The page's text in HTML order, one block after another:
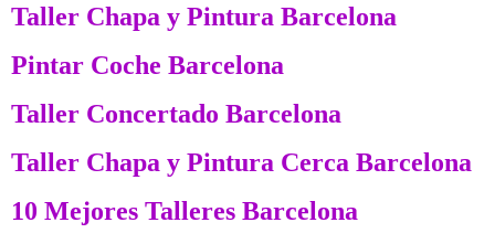
Taller Chapa y Pintura Barcelona
Pintar Coche Barcelona
Taller Concertado Barcelona
Taller Chapa y Pintura Cerca Barcelona
10 Mejores Talleres Barcelona